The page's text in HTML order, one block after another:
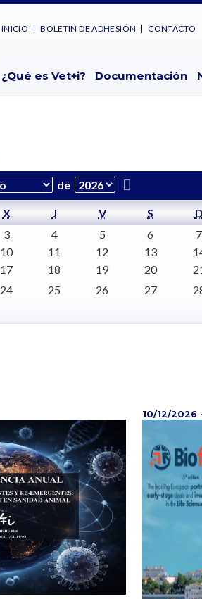
INICIO BOLETÍN DE ADHESIÓN CONTACTO
¿Qué es Vet+i? Documentación
de
X J V S
D
3 4 5 6
7
10 11 12 13
17 18 19 20
24 25 26 27
10/12/2026